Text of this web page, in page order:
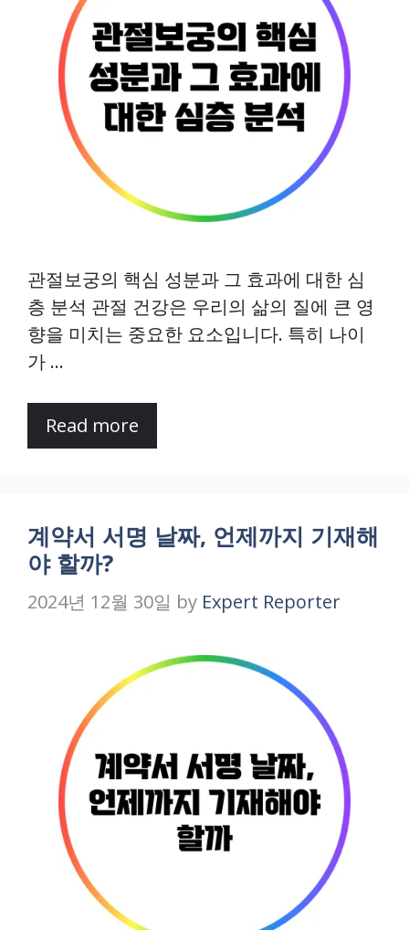
관절보궁의 핵심 성분과 그 효과에 대한 심
층 분석 관절 건강은 우리의 삶의 질에 큰 영
향을 미치는 중요한 요소입니다. 특히 나이
가 …
Read more
계약서 서명 날짜, 언제까지 기재해
야 할까?
2024년 12월 30일 by Expert Reporter